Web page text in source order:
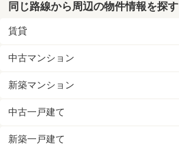
同じ路線から周辺の物件情報を探す
賃貸
中古マンション
新築マンション
中古一戸建て
新築一戸建て